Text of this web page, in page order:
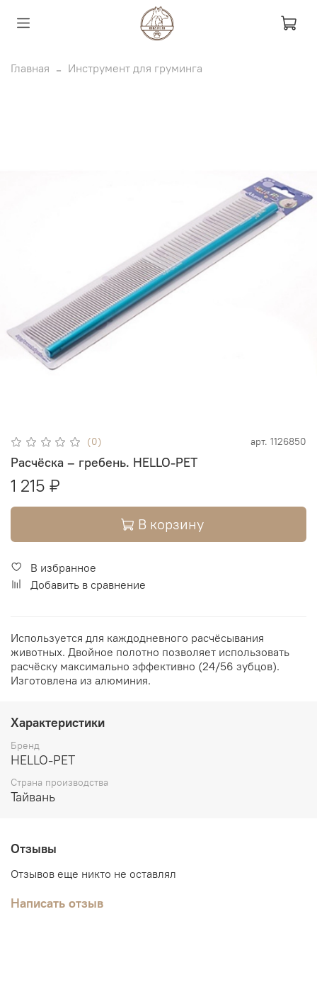
Главная Инструмент для груминга
(0) арт. 1126850
Расчёска – гребень. HELLO-PET
1 215 ₽
В корзину
В избранное
Добавить в сравнение
Используется для каждодневного расчёсывания
животных. Двойное полотно позволяет использовать
расчёску максимально эффективно (24/56 зубцов).
Изготовлена из алюминия.
Характеристики
Бренд
HELLO-PET
Страна производства
Тайвань
Отзывы
Отзывов еще никто не оставлял
Написать отзыв